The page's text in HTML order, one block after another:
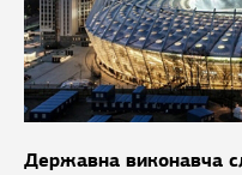
Державна виконавча